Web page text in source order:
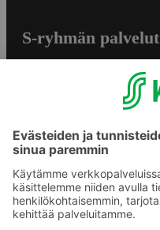
S-ryhmän palvelut
S-ostoslista -sovellus
Prisma.fi
Sokos.fi
S-Pankki
Yhteishyvä
Sokos Hotels